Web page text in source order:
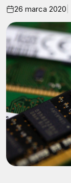
26 marca 2020